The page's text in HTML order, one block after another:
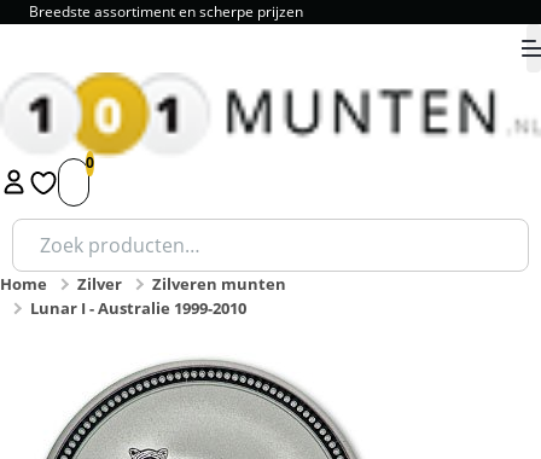
Breedste assortiment en scherpe prijzen
1 2 3 4 5 9.8
Zoeken
naar:
Home Zilver
Zilveren munten
Lunar I - Australie 1999-2010